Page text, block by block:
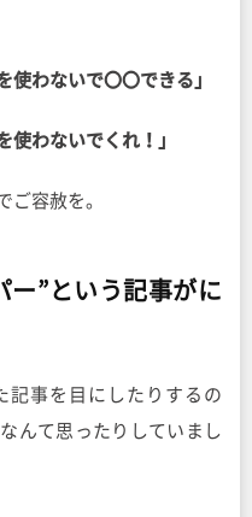
使わないで〇〇できる」
使わないでくれ！」
ご容赦を。
ー”という記事がに
記事を目にしたりするの
んて思ったりしていまし